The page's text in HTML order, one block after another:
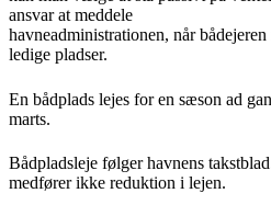
ansvar at meddele
havneadministrationen, når
ledige pladser.
En bådplads lejes for en sæson ad
marts.
Bådpladsleje følger havnens
medfører ikke reduktion i lejen.